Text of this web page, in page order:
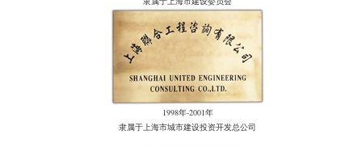
1998年-2001年
隶属于上海市城市建设投资开发总公司